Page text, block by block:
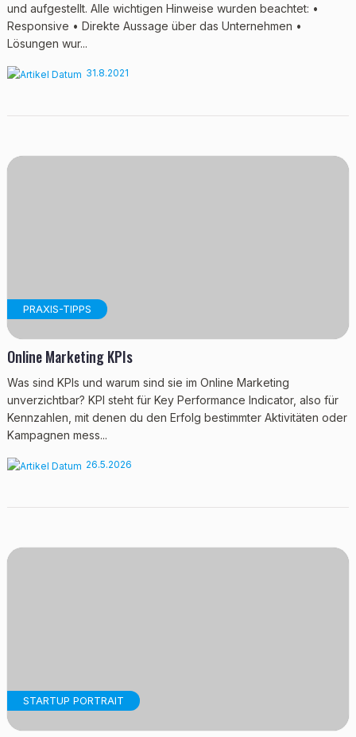
und aufgestellt. Alle wichtigen Hinweise wurden beachtet: •
Responsive • Direkte Aussage über das Unternehmen •
Lösungen wur...
31.8.2021
PRAXIS-TIPPS
Online Marketing KPIs
Was sind KPIs und warum sind sie im Online Marketing
unverzichtbar? KPI steht für Key Performance Indicator, also für
Kennzahlen, mit denen du den Erfolg bestimmter Aktivitäten oder
Kampagnen mess...
26.5.2026
STARTUP PORTRAIT